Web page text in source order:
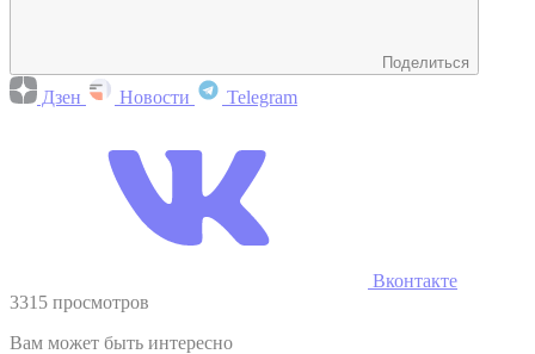
Поделиться
Дзен Новости Telegram
Вконтакте
3315 просмотров
Вам может быть интересно